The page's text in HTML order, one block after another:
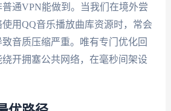
通VPN能做到。当我们在境外尝
用QQ音乐播放曲库资源时，常会
音质压缩严重。唯有专门优化回
开拥塞公共网络，在毫秒间架设